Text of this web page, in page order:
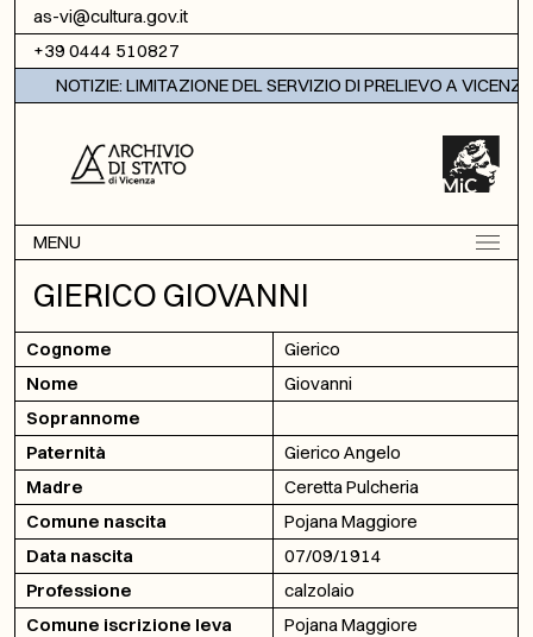
Vai al contenuto
as-vi@cultura.gov.it
+39 0444 510827
NOTIZIE: LIMITAZIONE DEL SERVIZIO DI PRELIEVO A VICENZA
MENU
GIERICO GIOVANNI
Cognome
Gierico
Nome
Giovanni
Soprannome
Paternità
Gierico Angelo
Madre
Ceretta Pulcheria
Comune nascita
Pojana Maggiore
Data nascita
07/09/1914
Professione
calzolaio
Comune iscrizione leva
Pojana Maggiore